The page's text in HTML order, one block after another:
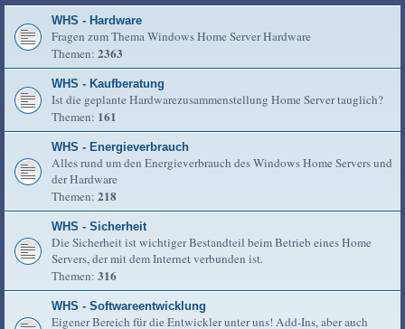
WHS - Hardware
Fragen zum Thema Windows Home Server Hardware
Themen: 2363
WHS - Kaufberatung
Ist die geplante Hardwarezusammenstellung Home Server tauglich?
Themen: 161
WHS - Energieverbrauch
Alles rund um den Energieverbrauch des Windows Home Servers und
der Hardware
Themen: 218
WHS - Sicherheit
Die Sicherheit ist wichtiger Bestandteil beim Betrieb eines Home
Servers, der mit dem Internet verbunden ist.
Themen: 316
WHS - Softwareentwicklung
Eigener Bereich für die Entwickler unter uns! Add-Ins, aber auch